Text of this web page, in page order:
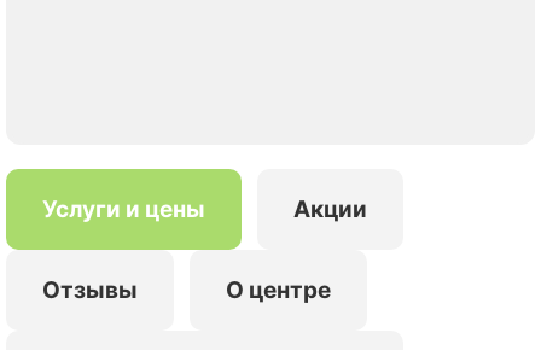
Услуги и цены Акции
Отзывы О центре